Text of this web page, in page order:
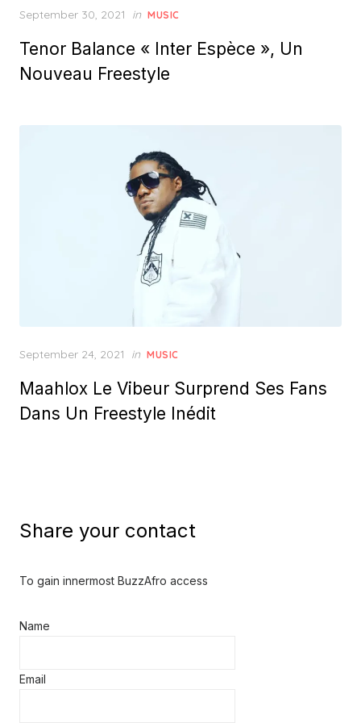
Posted
September 30, 2021 in MUSIC
Tenor Balance « Inter Espèce », Un
Nouveau Freestyle
Posted
September 24, 2021 in MUSIC
Maahlox Le Vibeur Surprend Ses Fans
Dans Un Freestyle Inédit
Share your contact
To gain innermost BuzzAfro access
Name
Email